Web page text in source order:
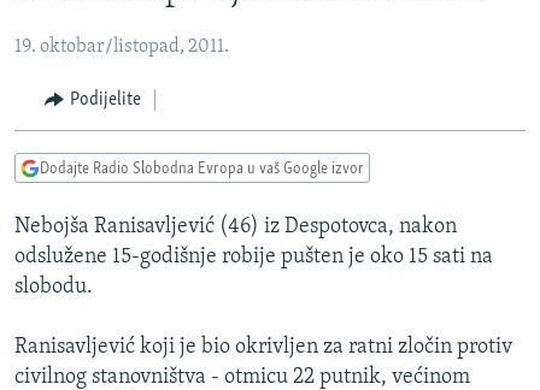
na
navigaciju
Pređite
na
KOSOVO
CRNA GORA
VIDEO
FOTOGALERIJE
INFOGRAFIKE
PODCASTI
RAT U UKRAJINI
KINA NA BALKANU
ISPRIČAJ MI
19. oktobar/listopad, 2011.
Podijelite
Dodajte Radio Slobodna Evropa u vaš Google izvor
Nebojša Ranisavljević (46) iz Despotovca, nakon
odslužene 15-godišnje robije pušten je oko 15 sati na
slobodu.
Ranisavljević koji je bio okrivljen za ratni zločin protiv
civilnog stanovništva - otmicu 22 putnik, većinom